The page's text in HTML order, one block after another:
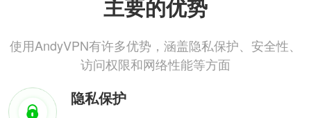
主要的优势
使用AndyVPN有许多优势，涵盖隐私保护、安全性、
访问权限和网络性能等方面
隐私保护